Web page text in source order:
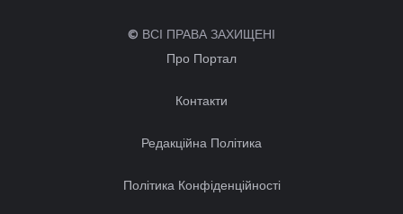
© ВСІ ПРАВА ЗАХИЩЕНІ
Про Портал
Контакти
Редакційна Політика
Політика Конфіденційності